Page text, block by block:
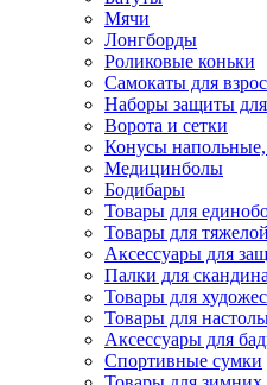
Мячи
Лонгборды
Роликовые коньки
Самокаты для
Наборы защиты
Ворота и сетки
Конусы напольные,
Медицинболы
Бодибары
Товары для
Товары для
Аксессуары для
Палки для
Товары для
Товары для
Аксессуары для
Спортивные сумки